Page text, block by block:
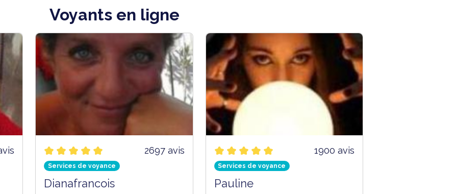
Voyants en ligne
2697 avis
Services de voyance
Dianafrancois
1900 avis
Services de voyance
Pauline